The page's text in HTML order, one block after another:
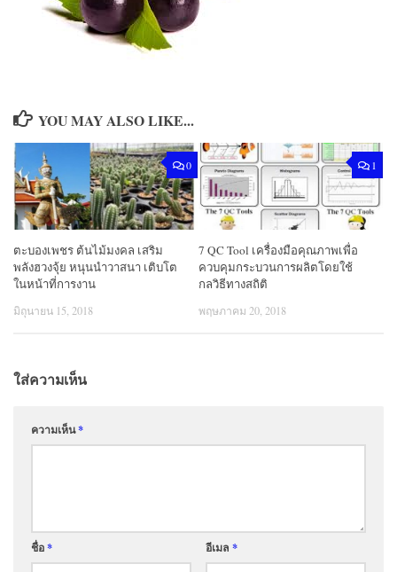
YOU MAY ALSO LIKE...
0
ตะบองเพชร ต้นไม้มงคล เสริม
พลังฮวงจุ้ย หนุนนำวาสนา เติบโต
ในหน้าที่การงาน
มิถุนายน 15, 2018
1
7 QC Tool เครื่องมือคุณภาพเพื่อ
ควบคุมกระบวนการผลิตโดยใช้
กลวิธีทางสถิติ
พฤษภาคม 20, 2018
ใส่ความเห็น
ความเห็น*
ชื่อ* อีเมล *